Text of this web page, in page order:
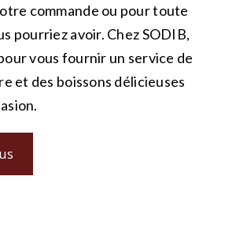
commande ou pour toute
pourriez avoir. Chez SODIB,
vous fournir un service de
et des boissons délicieuses